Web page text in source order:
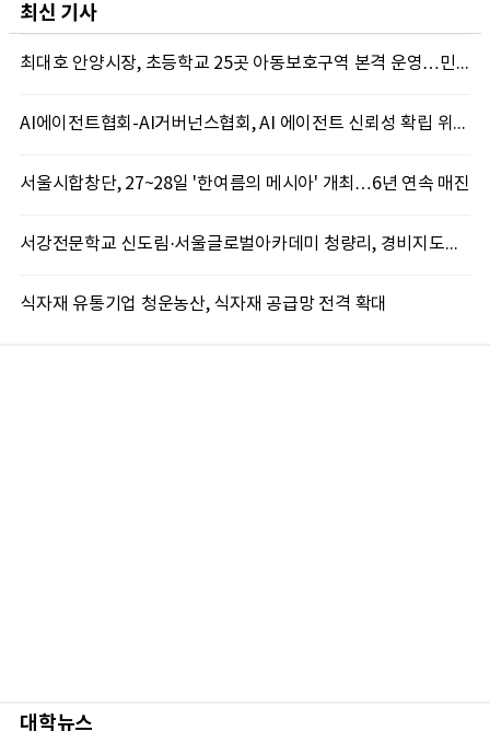
최신 기사
최대호 안양시장, 초등학교 25곳 아동보호구역 본격 운영…민·관·경 통합 안전망 구축
AI에이전트협회-AI거버넌스협회, AI 에이전트 신뢰성 확립 위한 공동 거버넌스 MOU 체결
서울시합창단, 27~28일 '한여름의 메시아' 개최…6년 연속 매진
서강전문학교 신도림·서울글로벌아카데미 청량리, 경비지도사 국비교육 9월 개강
식자재 유통기업 청운농산, 식자재 공급망 전격 확대
대학뉴스